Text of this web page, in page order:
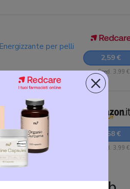
per pelli
2,59 €
+ Sped. 3,99 €
Bomb 5,58 €
+ Sped. 3,99 €
×